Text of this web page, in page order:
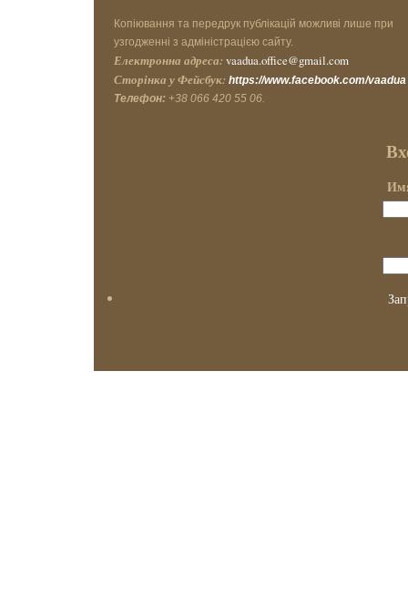
Копіювання та передрук публікацій можливі лише при
узгодженні з адміністрацією сайту.
Електронна адреса: vaadua.office@gmail.com
Сторінка у Фейсбук: https://www.facebook.com/vaadua
Телефон: +38 066 420 55 06.